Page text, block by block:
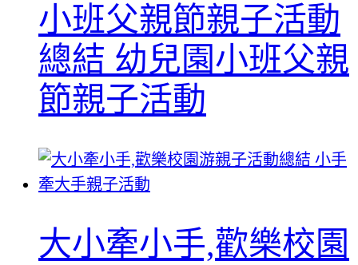
小班父親節親子活動
總結 幼兒園小班父親
節親子活動
大小牽小手,歡樂校園